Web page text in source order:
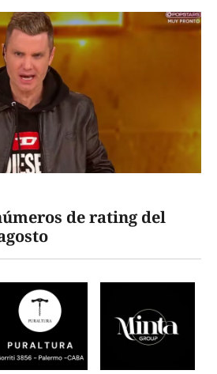
de rating del